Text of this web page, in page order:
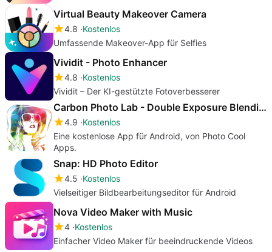
Virtual Beauty Makeover Camera
4.8 Kostenlos
Umfassende Makeover-App für Selfies
Vividit - Photo Enhancer
4.8 Kostenlos
Vividit – Der KI-gestützte Fotoverbesserer
Carbon Photo Lab - Double Exposure Blending Effect
4.9 Kostenlos
Eine kostenlose App für Android, von Photo Cool
Apps.
Snap: HD Photo Editor
4.5 Kostenlos
Vielseitiger Bildbearbeitungseditor für Android
Nova Video Maker with Music
4 Kostenlos
Einfacher Video Maker für beeindruckende Videos